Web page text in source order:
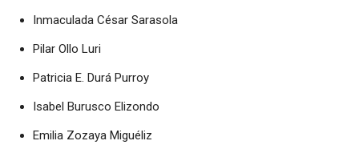
Inmaculada César Sarasola
Pilar Ollo Luri
Patricia E. Durá Purroy
Isabel Burusco Elizondo
Emilia Zozaya Miguéliz